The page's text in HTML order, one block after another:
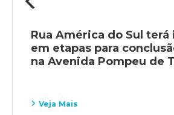
Rua América do Sul
em etapas para
na Avenida Pompeu de
Veja Mais